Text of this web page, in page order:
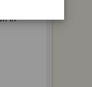
die
in